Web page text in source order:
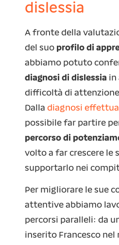
dislessia
A fronte della
del suo profilo di
abbiamo potuto
diagnosi di dislessia in
difficoltà di attenzione
Dalla diagnosi
possibile far partire
percorso di
volto a far crescere le
supportarlo nei
Per migliorare le sue
attentive abbiamo
percorsi paralleli: da
inserito Francesco nel